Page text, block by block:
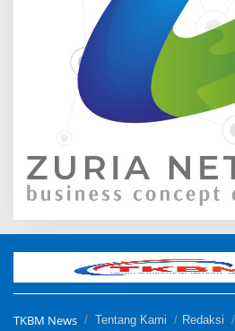
TKBM News Tentang Kami Redaksi